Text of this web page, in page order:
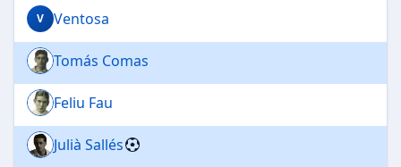
V Ventosa
Tomás Comas
Feliu Fau
Julià Sallés